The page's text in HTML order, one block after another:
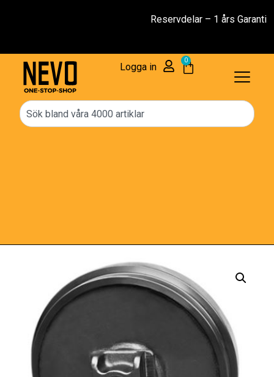
Reservdelar – 1 års Garanti
Logga in
0